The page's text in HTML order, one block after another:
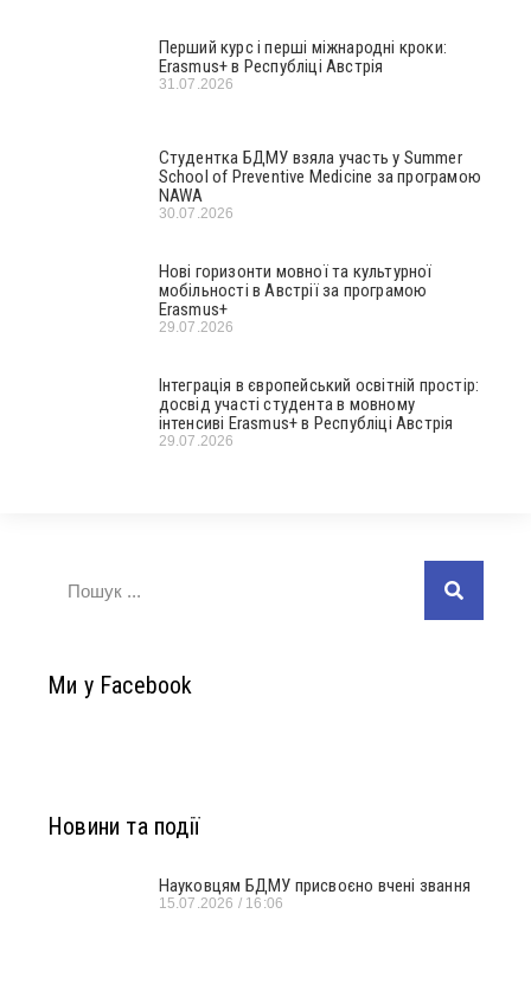
Перший курс і перші міжнародні кроки:
Erasmus+ в Республіці Австрія
31.07.2026
Студентка БДМУ взяла участь у Summer
School of Preventive Medicine за програмою
NAWA
30.07.2026
Нові горизонти мовної та культурної
мобільності в Австрії за програмою
Erasmus+
29.07.2026
Інтеграція в європейський освітній простір:
досвід участі студента в мовному
інтенсиві Erasmus+ в Республіці Австрія
29.07.2026
Ми у Facebook
Новини та події
Науковцям БДМУ присвоєно вчені звання
15.07.2026 16:06